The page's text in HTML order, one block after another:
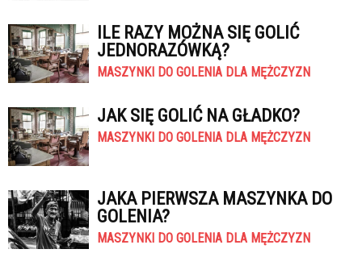
ILE RAZY MOŻNA SIĘ GOLIĆ
JEDNORAZÓWKĄ?
MASZYNKI DO GOLENIA DLA MĘŻCZYZN
JAK SIĘ GOLIĆ NA GŁADKO?
MASZYNKI DO GOLENIA DLA MĘŻCZYZN
JAKA PIERWSZA MASZYNKA DO
GOLENIA?
MASZYNKI DO GOLENIA DLA MĘŻCZYZN